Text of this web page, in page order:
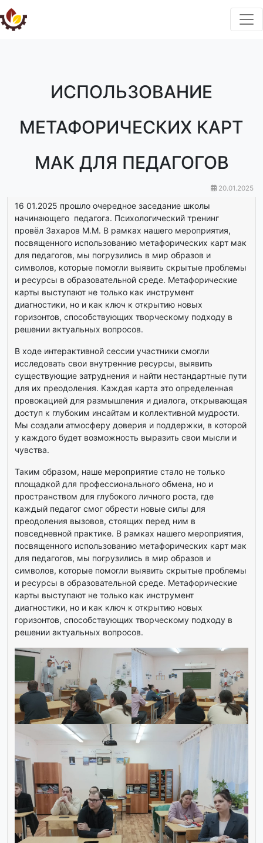
ИСПОЛЬЗОВАНИЕ
МЕТАФОРИЧЕСКИХ КАРТ
МАК ДЛЯ ПЕДАГОГОВ
20.01.2025
16 01.2025 прошло очередное заседание школы
начинающего педагога. Психологический тренинг
провёл Захаров М.М. В рамках нашего мероприятия,
посвященного использованию метафорических карт мак
для педагогов, мы погрузились в мир образов и
символов, которые помогли выявить скрытые проблемы
и ресурсы в образовательной среде. Метафорические
карты выступают не только как инструмент
диагностики, но и как ключ к открытию новых
горизонтов, способствующих творческому подходу в
решении актуальных вопросов.
В ходе интерактивной сессии участники смогли
исследовать свои внутренние ресурсы, выявить
существующие затруднения и найти нестандартные пути
для их преодоления. Каждая карта это определенная
провокацией для размышления и диалога, открывающая
доступ к глубоким инсайтам и коллективной мудрости.
Мы создали атмосферу доверия и поддержки, в которой
у каждого будет возможность выразить свои мысли и
чувства.
Таким образом, наше мероприятие стало не только
площадкой для профессионального обмена, но и
пространством для глубокого личного роста, где
каждый педагог смог обрести новые силы для
преодоления вызовов, стоящих перед ним в
повседневной практике. В рамках нашего мероприятия,
посвященного использованию метафорических карт мак
для педагогов, мы погрузились в мир образов и
символов, которые помогли выявить скрытые проблемы
и ресурсы в образовательной среде. Метафорические
карты выступают не только как инструмент
диагностики, но и как ключ к открытию новых
горизонтов, способствующих творческому подходу в
решении актуальных вопросов.